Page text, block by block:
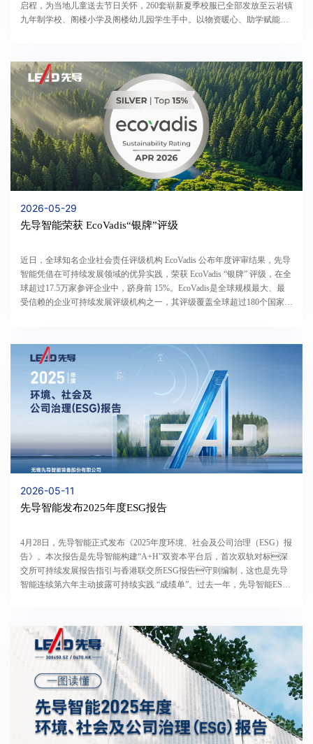
启程，为当地儿童送去节日关怀，260套崭新夏季校服已全部发放至云岩镇
九年制学校、阁楼小学及阁楼幼儿园学生手中。以物资暖心、助学赋能、
2026-05-29
先导智能荣获 EcoVadis“银牌”评级
近日，全球知名企业社会责任评级机构 EcoVadis 公布年度评审结果，先导
智能凭借在可持续发展领域的优异实践，荣获 EcoVadis “银牌” 评级，在全
球超过17.5万家参评企业中，跻身前 15%。EcoVadis是全球规模最大、最
受信赖的企业可持续发展评级机构之一，其评级覆盖全球超过180个国家和
2026-05-11
先导智能发布2025年度ESG报告
4月28日，先导智能正式发布《2025年度环境、社会及公司治理（ESG）报
告》。本次报告是先导智能构建“A+H”双资本平台后，首次双轨对标深
交所可持续发展报告指引与香港联交所ESG报告守则编制，这也是先导
智能连续第六年主动披露可持续实践 “成绩单”。过去一年，先导智能ESG